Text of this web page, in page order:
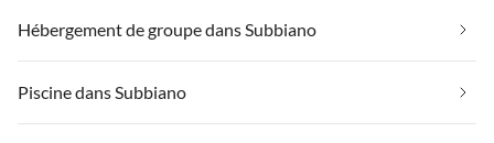
Hébergement de groupe dans Subbiano
Piscine dans Subbiano